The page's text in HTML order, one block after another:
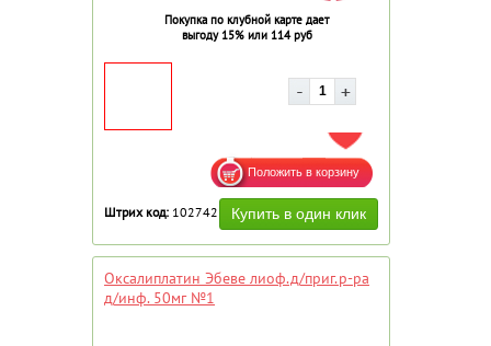
Покупка по клубной карте дает
выгоду 15% или 114 руб
ДОБАВИТЬ В ИЗБРАННОЕ
Штрих код: 102742
Оксалиплатин Эбеве лиоф.д/приг.р-ра
д/инф. 50мг №1